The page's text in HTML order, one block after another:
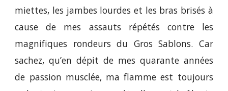
miettes, les jambes lourdes et les bras brisés à
cause de mes assauts répétés contre les
magnifiques rondeurs du Gros Sablons. Car
sachez, qu’en dépit de mes quarante années
de passion musclée, ma flamme est toujours